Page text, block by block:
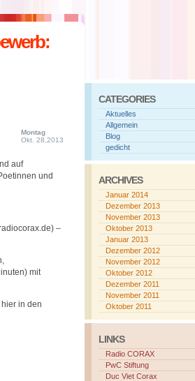
Montag
Okt. 28,2013
auf
und
–
mit
in den
CATEGORIES
Aktuelles
Allgemein
Blog
gedicht
ARCHIVES
Januar 2014
Dezember 2013
November 2013
Oktober 2013
Januar 2013
Dezember 2012
November 2012
Oktober 2012
Dezember 2011
November 2011
Oktober 2011
LINKS
Radio CORAX
PwC Stiftung
Duc Viet Corax